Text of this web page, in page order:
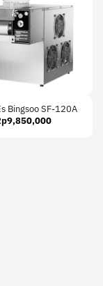
Bingsoo SF-120A
9,850,000